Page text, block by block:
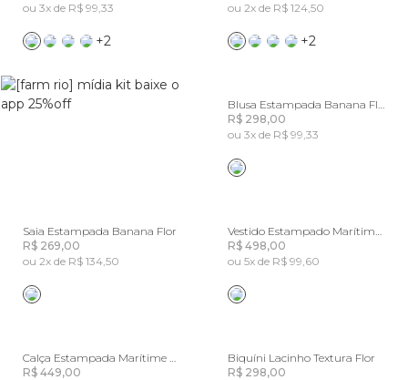
ou 3x de R$ 99,33
+2
ou 2x de R$ 124,50
+2
Blusa Estampada Banana Flor
R$ 298,00
ou 3x de R$ 99,33
Saia Estampada Banana Flor
R$ 269,00
ou 2x de R$ 134,50
Vestido Estampado Marítime Ombré
R$ 498,00
ou 5x de R$ 99,60
Calça Estampada Marítime Ombré
R$ 449,00
Biquíni Lacinho Textura Flor
R$ 298,00